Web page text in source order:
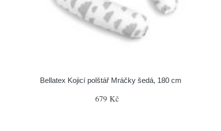
Bellatex Kojicí polštář Mráčky šedá, 180 cm
679 Kč